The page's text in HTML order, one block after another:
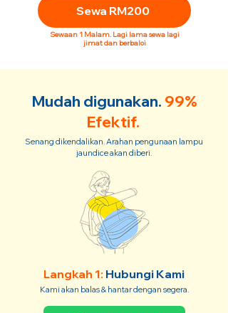
Sewa RM200
Sewaan 1 Malam. Lagi lama sewa lagi
jimat dan berbaloi
Mudah digunakan. 99%
Efektif.
Senang dikendalikan. Arahan pengunaan lampu
jaundice akan diberi.
Langkah 1: Hubungi Kami
Kami akan balas & hantar dengan segera.